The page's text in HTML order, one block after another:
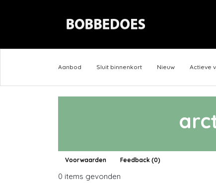
Aanbod Sluit binnenkort Nieuw Actieve
Voorwaarden Feedback (0)
0 items gevonden